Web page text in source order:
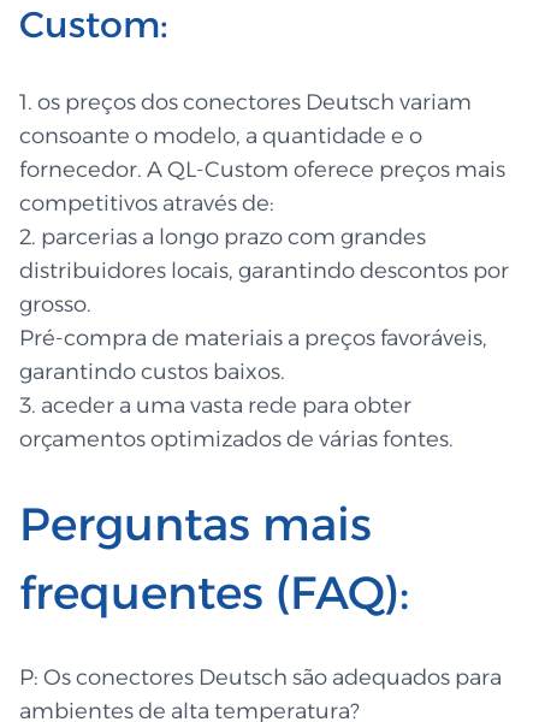
Custom:
1. os preços dos conectores Deutsch variam
consoante o modelo, a quantidade e o
fornecedor. A QL-Custom oferece preços mais
competitivos através de:
2. parcerias a longo prazo com grandes
distribuidores locais, garantindo descontos por
grosso.
Pré-compra de materiais a preços favoráveis,
garantindo custos baixos.
3. aceder a uma vasta rede para obter
orçamentos optimizados de várias fontes.
Perguntas mais
frequentes (FAQ):
P: Os conectores Deutsch são adequados para
ambientes de alta temperatura?